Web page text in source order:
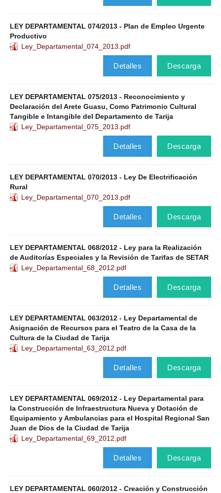
LEY DEPARTAMENTAL 074/2013 - Plan de Empleo Urgente
Productivo
Ley_Departamental_074_2013.pdf
Descarga
Detalles
LEY DEPARTAMENTAL 075/2013 - Reconocimiento y
Declaración del Arete Guasu, Como Patrimonio Cultural
Tangible e Intangible del Departamento de Tarija
Ley_Departamental_075_2013.pdf
Descarga
Detalles
LEY DEPARTAMENTAL 070/2013 - Ley De Electrificación
Rural
Ley_Departamental_070_2013.pdf
Descarga
Detalles
LEY DEPARTAMENTAL 068/2012 - Ley para la Realización
de Auditorías Especiales y la Revisión de Tarifas de SETAR
Ley_Departamental_68_2012.pdf
Descarga
Detalles
LEY DEPARTAMENTAL 063/2012 - Ley Departamental de
Asignación de Recursos para el Teatro de la Casa de la
Cultura de la Ciudad de Tarija
Ley_Departamental_63_2012.pdf
Descarga
Detalles
LEY DEPARTAMENTAL 069/2012 - Ley Departamental para
la Construcción de Infraestructura Nueva y Dotación de
Equipamiento y Ambulancias para el Hospital Regional San
Juan de Dios de la Ciudad de Tarija
Ley_Departamental_69_2012.pdf
Descarga
Detalles
LEY DEPARTAMENTAL 060/2012 - Creación y Construcción